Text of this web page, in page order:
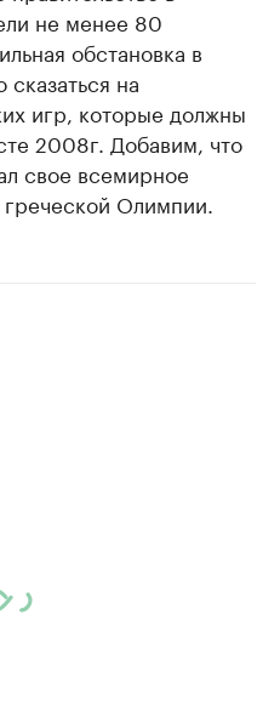
не менее 80
обстановка в
на
игр, которые должны
2008г. Добавим, что
свое всемирное
Олимпии.